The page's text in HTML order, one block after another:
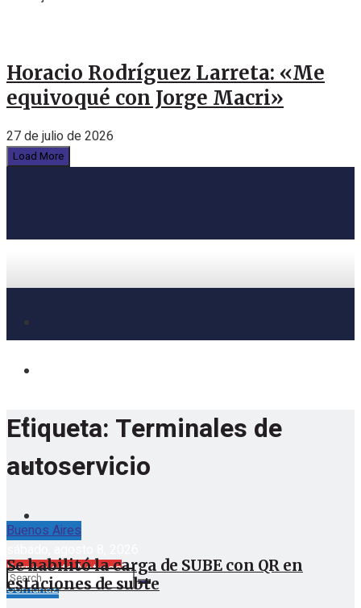
Horacio Rodríguez Larreta: «Me
equivoqué con Jorge Macri»
27 de julio de 2026
Load More
Buenos Aires
Barrio Norte Noticias
Comuna2
Etiqueta: Terminales de
autoservicio
Se habilitó la carga de SUBE con QR en
estaciones de subte